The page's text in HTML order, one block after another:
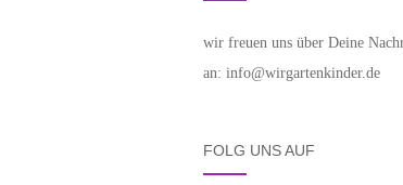
wir freuen uns über Deine
an: info@wirgartenkinder.de
FOLG UNS AUF